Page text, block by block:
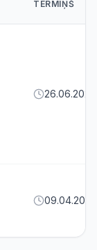
TERMIŅŠ
26.06.2026
09.04.2026